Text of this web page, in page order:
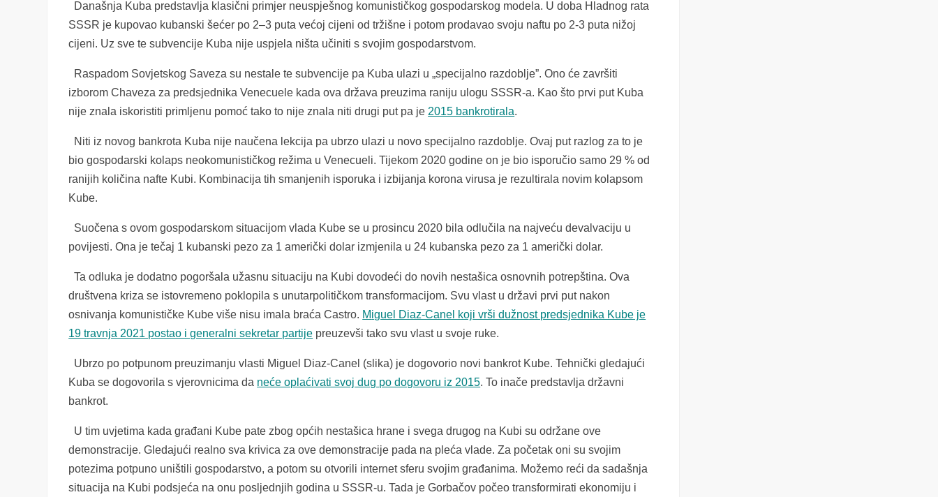
Današnja Kuba predstavlja klasični primjer neuspješnog komunističkog gospodarskog modela. U doba Hladnog rata
SSSR je kupovao kubanski šećer po 2–3 puta većoj cijeni od tržišne i potom prodavao svoju naftu po 2-3 puta nižoj
cijeni. Uz sve te subvencije Kuba nije uspjela ništa učiniti s svojim gospodarstvom.
Raspadom Sovjetskog Saveza su nestale te subvencije pa Kuba ulazi u „specijalno razdoblje”. Ono će završiti
izborom Chaveza za predsjednika Venecuele kada ova država preuzima raniju ulogu SSSR-a. Kao što prvi put Kuba
nije znala iskoristiti primljenu pomoć tako to nije znala niti drugi put pa je 2015 bankrotirala.
Niti iz novog bankrota Kuba nije naučena lekcija pa ubrzo ulazi u novo specijalno razdoblje. Ovaj put razlog za to je
bio gospodarski kolaps neokomunističkog režima u Venecueli. Tijekom 2020 godine on je bio isporučio samo 29 % od
ranijih količina nafte Kubi. Kombinacija tih smanjenih isporuka i izbijanja korona virusa je rezultirala novim kolapsom
Kube.
Suočena s ovom gospodarskom situacijom vlada Kube se u prosincu 2020 bila odlučila na najveću devalvaciju u
povijesti. Ona je tečaj 1 kubanski pezo za 1 američki dolar izmjenila u 24 kubanska pezo za 1 američki dolar.
Ta odluka je dodatno pogoršala užasnu situaciju na Kubi dovodeći do novih nestašica osnovnih potrepština. Ova
društvena kriza se istovremeno poklopila s unutarpolitičkom transformacijom. Svu vlast u državi prvi put nakon
osnivanja komunističke Kube više nisu imala braća Castro. Miguel Diaz-Canel koji vrši dužnost predsjednika Kube je
19 travnja 2021 postao i generalni sekretar partije preuzevši tako svu vlast u svoje ruke.
Ubrzo po potpunom preuzimanju vlasti Miguel Diaz-Canel (slika) je dogovorio novi bankrot Kube. Tehnički gledajući
Kuba se dogovorila s vjerovnicima da neće oplaćivati svoj dug po dogovoru iz 2015. To inače predstavlja državni
bankrot.
U tim uvjetima kada građani Kube pate zbog općih nestašica hrane i svega drugog na Kubi su održane ove
demonstracije. Gledajući realno sva krivica za ove demonstracije pada na pleća vlade. Za početak oni su svojim
potezima potpuno uništili gospodarstvo, a potom su otvorili internet sferu svojim građanima. Možemo reći da sadašnja
situacija na Kubi podsjeća na onu posljednjih godina u SSSR-u. Tada je Gorbačov počeo transformirati ekonomiju i